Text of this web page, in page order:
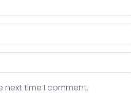
next time I comment.